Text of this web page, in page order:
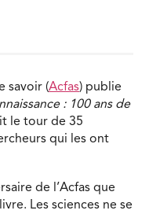
savoir (Acfas) publie
: 100 ans de
le tour de 35
qui les ont
de l’Acfas que
Les sciences ne se